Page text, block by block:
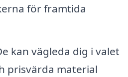
för framtida
kan vägleda dig i valet
prisvärda material